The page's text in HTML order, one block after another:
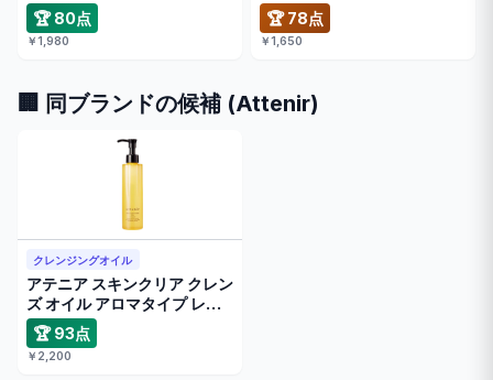
🏆 80点
￥1,980
🏆 78点
￥1,650
🏢 同ブランドの候補 (Attenir)
クレンジングオイル
アテニア スキンクリア クレン
ズ オイル アロマタイプ レギ
…
🏆 93点
￥2,200